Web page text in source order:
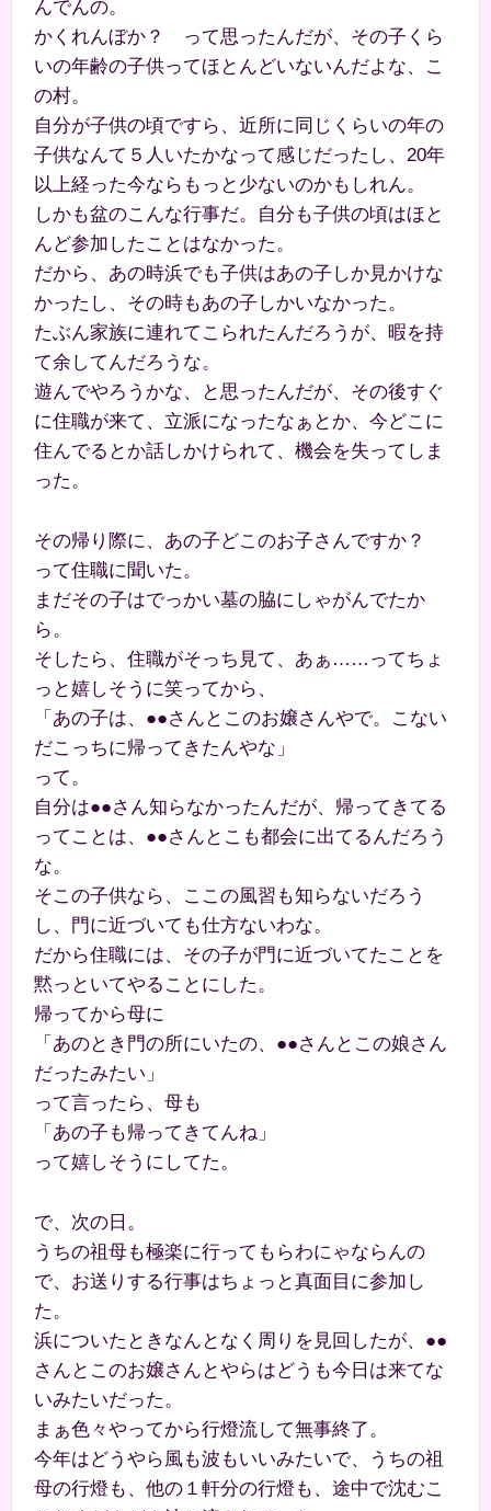
んでんの。
かくれんぼか？ って思ったんだが、その子くら
いの年齢の子供ってほとんどいないんだよな、こ
の村。
自分が子供の頃ですら、近所に同じくらいの年の
子供なんて５人いたかなって感じだったし、20年
以上経った今ならもっと少ないのかもしれん。
しかも盆のこんな行事だ。自分も子供の頃はほと
んど参加したことはなかった。
だから、あの時浜でも子供はあの子しか見かけな
かったし、その時もあの子しかいなかった。
たぶん家族に連れてこられたんだろうが、暇を持
て余してんだろうな。
遊んでやろうかな、と思ったんだが、その後すぐ
に住職が来て、立派になったなぁとか、今どこに
住んでるとか話しかけられて、機会を失ってしま
った。
その帰り際に、あの子どこのお子さんですか？
って住職に聞いた。
まだその子はでっかい墓の脇にしゃがんでたか
ら。
そしたら、住職がそっち見て、あぁ……ってちょ
っと嬉しそうに笑ってから、
「あの子は、●●さんとこのお嬢さんやで。こない
だこっちに帰ってきたんやな」
って。
自分は●●さん知らなかったんだが、帰ってきてる
ってことは、●●さんとこも都会に出てるんだろう
な。
そこの子供なら、ここの風習も知らないだろう
し、門に近づいても仕方ないわな。
だから住職には、その子が門に近づいてたことを
黙っといてやることにした。
帰ってから母に
「あのとき門の所にいたの、●●さんとこの娘さん
だったみたい」
って言ったら、母も
「あの子も帰ってきてんね」
って嬉しそうにしてた。
で、次の日。
うちの祖母も極楽に行ってもらわにゃならんの
で、お送りする行事はちょっと真面目に参加し
た。
浜についたときなんとなく周りを見回したが、●●
さんとこのお嬢さんとやらはどうも今日は来てな
いみたいだった。
まぁ色々やってから行燈流して無事終了。
今年はどうやら風も波もいいみたいで、うちの祖
母の行燈も、他の１軒分の行燈も、途中で沈むこ